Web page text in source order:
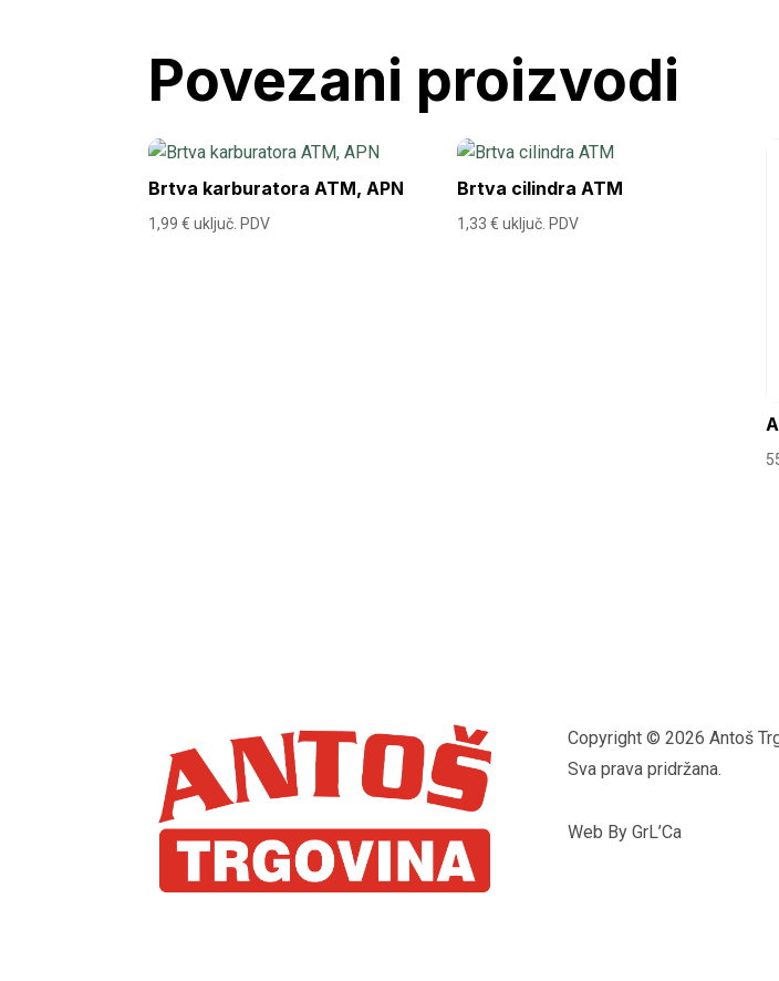
Povezani proizvodi
Brtva karburatora ATM, APN
1,99€ uključ. PDV
Brtva cilindra ATM
1,33€ uključ. PDV
Copyright © 2026 Antoš
Sva prava pridržana.
Web By GrL’Ca